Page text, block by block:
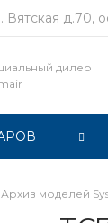
Вятская д.70,
дилер
Архив моделей